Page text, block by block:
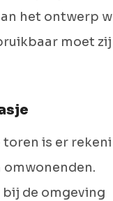
het ontwerp
moet
is er
omwonenden.
de omgeving